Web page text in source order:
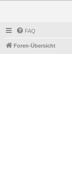
FAQ
Foren-Übersicht